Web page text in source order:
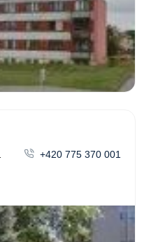
+420 775 370 001